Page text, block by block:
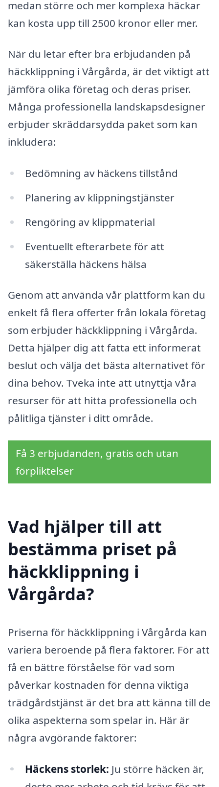
medan större och mer komplexa häckar
kan kosta upp till 2500 kronor eller mer.
När du letar efter bra erbjudanden på
häckklippning i Vårgårda, är det viktigt att
jämföra olika företag och deras priser.
Många professionella landskapsdesigner
erbjuder skräddarsydda paket som kan
inkludera:
Bedömning av häckens tillstånd
Planering av klippningstjänster
Rengöring av klippmaterial
Eventuellt efterarbete för att
säkerställa häckens hälsa
Genom att använda vår plattform kan du
enkelt få flera offerter från lokala företag
som erbjuder häckklippning i Vårgårda.
Detta hjälper dig att fatta ett informerat
beslut och välja det bästa alternativet för
dina behov. Tveka inte att utnyttja våra
resurser för att hitta professionella och
pålitliga tjänster i ditt område.
Få 3 erbjudanden, gratis och utan
förpliktelser
Vad hjälper till att
bestämma priset på
häckklippning i
Vårgårda?
Priserna för häckklippning i Vårgårda kan
variera beroende på flera faktorer. För att
få en bättre förståelse för vad som
påverkar kostnaden för denna viktiga
trädgårdstjänst är det bra att känna till de
olika aspekterna som spelar in. Här är
några avgörande faktorer:
Häckens storlek: Ju större häcken är,